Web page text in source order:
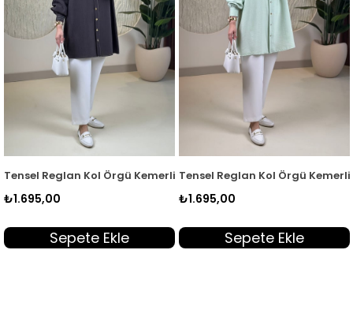
Tunik Kiremit EYL 2172
Tensel Reglan Kol Örgü Kemerli Kadın Tunik Acı Kahve EYL 2172
₺1.695,00
Sepete Ekle
Tensel Reglan Kol Örgü Kemerli
₺1.695,00
Sepete Ekle